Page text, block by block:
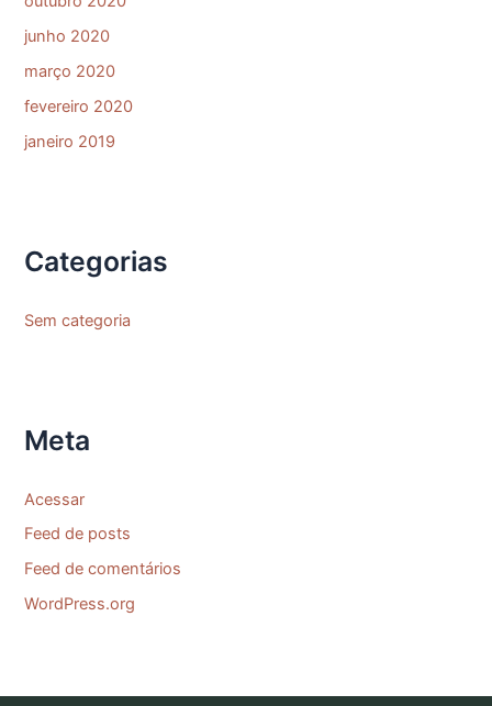
junho 2020
março 2020
fevereiro 2020
janeiro 2019
Categorias
Sem categoria
Meta
Acessar
Feed de posts
Feed de comentários
WordPress.org